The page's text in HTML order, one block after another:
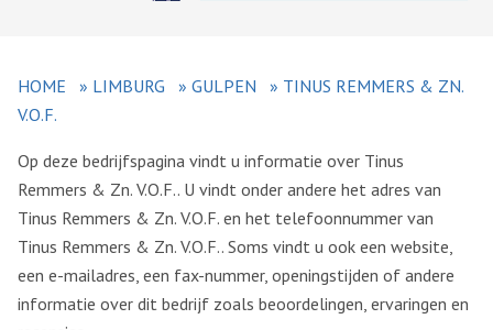
HOME » LIMBURG » GULPEN » TINUS REMMERS & ZN.
V.O.F.
Op deze bedrijfspagina vindt u informatie over Tinus
Remmers & Zn. V.O.F.. U vindt onder andere het adres van
Tinus Remmers & Zn. V.O.F. en het telefoonnummer van
Tinus Remmers & Zn. V.O.F.. Soms vindt u ook een website,
een e-mailadres, een fax-nummer, openingstijden of andere
informatie over dit bedrijf zoals beoordelingen, ervaringen en